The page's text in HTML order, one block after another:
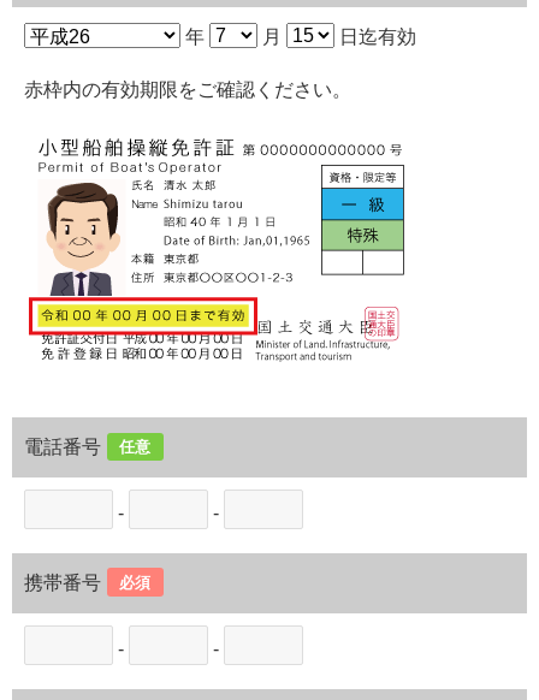
年 月 日迄有効
赤枠内の有効期限をご確認ください。
電話番号 任意
- -
携帯番号 必須
- -